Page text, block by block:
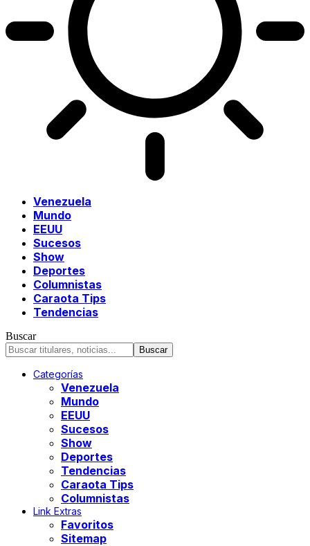
Venezuela
Mundo
EEUU
Sucesos
Show
Deportes
Columnistas
Caraota Tips
Tendencias
Buscar
Categorías
Venezuela
Mundo
EEUU
Sucesos
Show
Deportes
Tendencias
Caraota Tips
Columnistas
Link Extras
Favoritos
Sitemap